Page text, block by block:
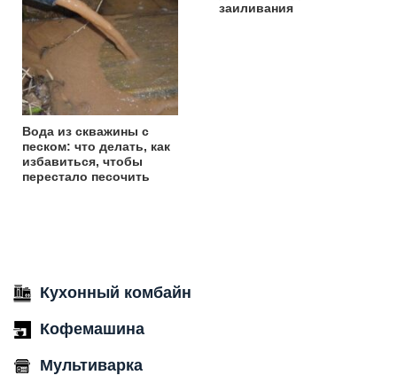
Вода из скважины с
песком: что делать, как
избавиться, чтобы
перестало песочить
заиливания
Кухонный комбайн
Кофемашина
Мультиварка